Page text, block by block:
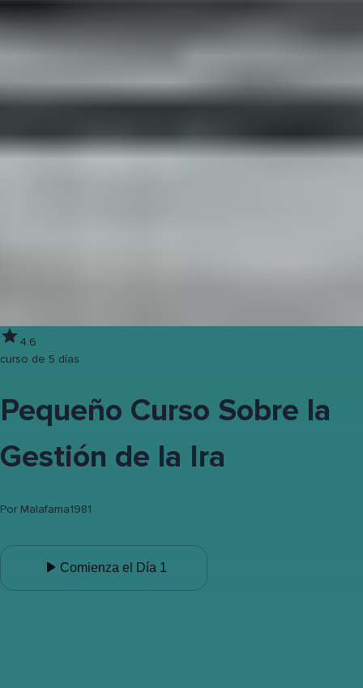
4.6
curso de 5 días
Pequeño Curso Sobre la
Gestión de la Ira
Por Malafama1981
Comienza el Día 1